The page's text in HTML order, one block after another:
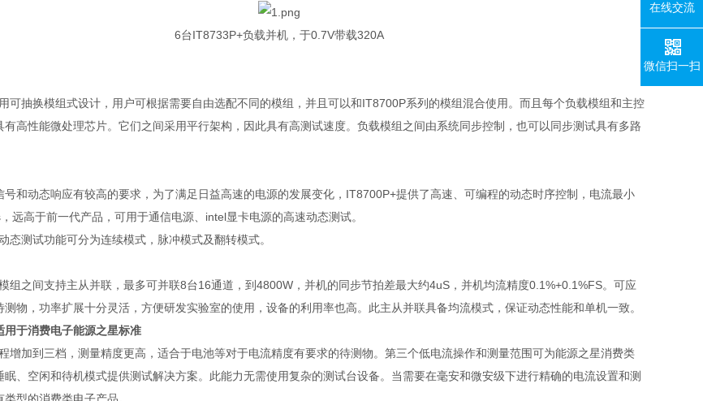
6台IT8733P+负载并机，于0.7V带载320A
可抽换模组式设计，用户可根据需要自由选配不同的模组，并且可以和IT8700P系列的模组混合使用。而且每个负载模组和主控
有高性能微处理芯片。它们之间采用平行架构，因此具有高测试速度。负载模组之间由系统同步控制，也可以同步测试具有多路
号和动态响应有较高的要求，为了满足日益高速的电源的发展变化， IT8700P+提供了高速、可编程的动态时序控制，电流最小
，远高于前一代产品，可用于通信电源、 intel显卡电源的高速动态测试。
态测试功能可分为连续模式，脉冲模式及翻转模式。
组之间支持主从并联，最多可并联8台16通道，到 4800W ，并机的同步节拍差最大约4uS ，并机均流精度0.1%+0.1%FS。可应
测物，功率扩展十分灵活，方便研发实验室的使用，设备的利用率也高。此主从并联具备均流模式，保证动态性能和单机一致。
用于消费电子能源之星标准
增加到三档，测量精度更高，适合于电池等对于电流精度有要求的待测物。第三个低电流操作和测量范围可为能源之星消费类
眠、空闲和待机模式提供测试解决方案。此能力无需使用复杂的测试台设备。当需要在毫安和微安级下进行精确的电流设置和测
在线交流
微信扫一扫